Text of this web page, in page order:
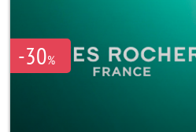
-30%